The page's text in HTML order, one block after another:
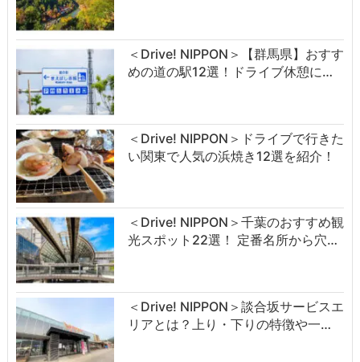
＜Drive! NIPPON＞【群馬県】おすす
めの道の駅12選！ドライブ休憩に…
＜Drive! NIPPON＞ドライブで行きた
い関東で人気の浜焼き12選を紹介！
＜Drive! NIPPON＞千葉のおすすめ観
光スポット22選！ 定番名所から穴…
＜Drive! NIPPON＞談合坂サービスエ
リアとは？上り・下りの特徴や一…